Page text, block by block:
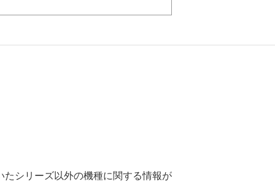
シリーズ以外の機種に関する情報が